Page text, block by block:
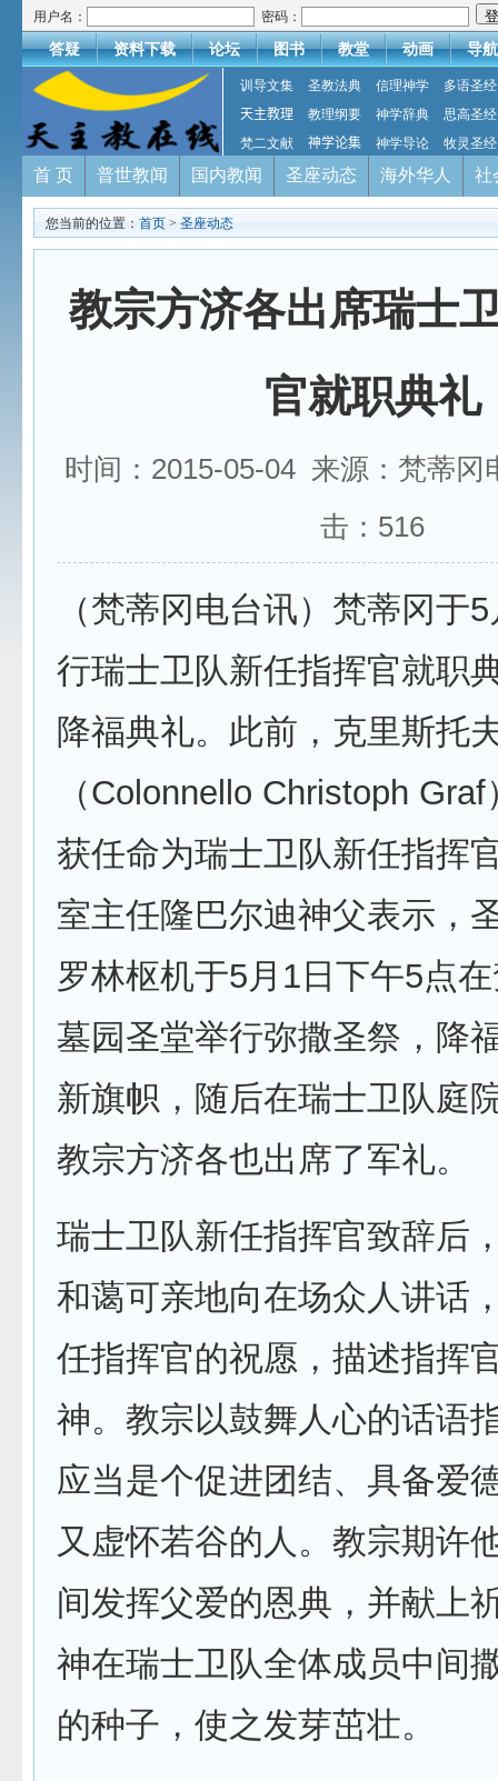
用户名： 密码：
答疑 资料下载 论坛 图书 教堂 动画 导航
训导文集 圣教法典 信理神学
多语圣经
天主教理
教理纲要 神学辞典
思高圣经
梵二文献
神学论集 神学导论 牧灵圣经
首 页 普世教闻 国内教闻 圣座动态 海外华人 社
您当前的位置： 首页 > 圣座动态
教宗方济各出席瑞士
官就职典礼
时间：2015-05-04 来源：梵蒂
击： 516
（梵蒂冈电台讯）梵蒂冈于
行瑞士卫队新任指挥官就职
降福典礼。此前，克里斯托
（Colonnello Christoph
获任命为瑞士卫队新任指挥
室主任隆巴尔迪神父表示，
罗林枢机于5月1日下午5点
墓园圣堂举行弥撒圣祭，降
新旗帜，随后在瑞士卫队庭
教宗方济各也出席了军礼。
瑞士卫队新任指挥官致辞后
和蔼可亲地向在场众人讲话
任指挥官的祝愿，描述指挥
神。教宗以鼓舞人心的话语
应当是个促进团结、具备爱
又虚怀若谷的人。教宗期许
间发挥父爱的恩典，并献上
神在瑞士卫队全体成员中间
的种子，使之发芽茁壮。